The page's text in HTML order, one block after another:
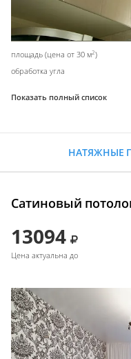
площадь (цена от 30 м2)
обработка угла
Показать полный список
НАТЯЖНЫЕ
Сатиновый
13094
Цена актуальна до